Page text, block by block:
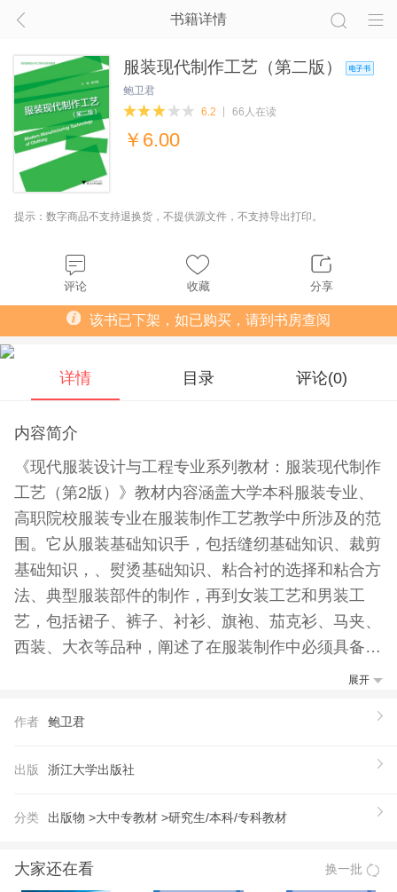
书籍详情
服装现代制作工艺（第二版）
鲍卫君
6.2
66人在读
￥ 6.00
提示：数字商品不支持退换货，不提供源文件，不支持导出打印。
评论 收藏 分享
该书已下架，如已购买，请到书房查阅
详情 目录 评论(0)
内容简介
《现代服装设计与工程专业系列教材：服装现代制作
工艺（第2版）》教材内容涵盖大学本科服装专业、
高职院校服装专业在服装制作工艺教学中所涉及的范
围。它从服装基础知识手，包括缝纫基础知识、裁剪
基础知识，、熨烫基础知识、粘合衬的选择和粘合方
法、典型服装部件的制作，再到女装工艺和男装工
艺，包括裙子、裤子、衬衫、旗袍、茄克衫、马夹、
西装、大衣等品种，阐述了在服装制作中必须具备的
基础知识、经典服装部件的制作要，详述了服装的制
量的图片，力图使学生在有限的教学课时中，经过系
握服装缝制工艺流程和服装缝制工艺质量标准。
服装制作工艺是服装专业的一门专业基础课程，它是
大学本科、高职院校专科服装制作工艺教学所涉及的
展开
作者 鲍卫君
出版 浙江大学出版社
分类 出版物 >大中专教材 >研究生/本科/专科教材
大家还在看 换一批